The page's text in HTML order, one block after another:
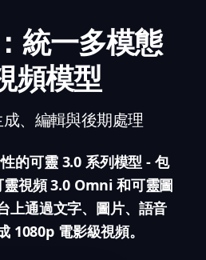
統一多模態
頻模型
、編輯與後期處理
的可靈 3.0 系列模型 - 包
視頻 3.0 Omni 和可靈圖
上通過文字、圖片、語音
1080p 電影級視頻。